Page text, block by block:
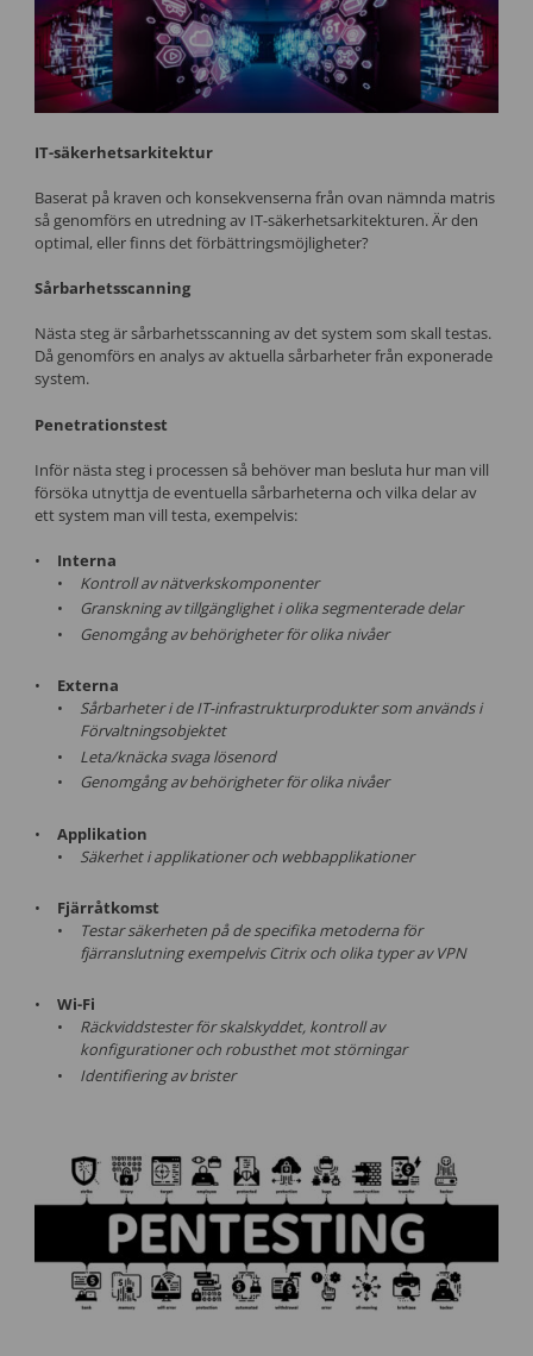
IT-säkerhetsarkitektur
Baserat på kraven och konsekvenserna från ovan nämnda matris
så genomförs en utredning av IT-säkerhetsarkitekturen. Är den
optimal, eller finns det förbättringsmöjligheter?
Sårbarhetsscanning
Nästa steg är sårbarhetsscanning av det system som skall testas.
Då genomförs en analys av aktuella sårbarheter från exponerade
system.
Penetrationstest
Inför nästa steg i processen så behöver man besluta hur man vill
försöka utnyttja de eventuella sårbarheterna och vilka delar av
ett system man vill testa, exempelvis:
Interna
Kontroll av nätverkskomponenter
Granskning av tillgänglighet i olika segmenterade delar
Genomgång av behörigheter för olika nivåer
Externa
Sårbarheter i de IT-infrastrukturprodukter som används i
Förvaltningsobjektet
Leta/knäcka svaga lösenord
Genomgång av behörigheter för olika nivåer
Applikation
Säkerhet i applikationer och webbapplikationer
Fjärråtkomst
Testar säkerheten på de specifika metoderna för
fjärranslutning exempelvis Citrix och olika typer av VPN
Wi-Fi
Räckviddstester för skalskyddet, kontroll av
konfigurationer och robusthet mot störningar
Identifiering av brister